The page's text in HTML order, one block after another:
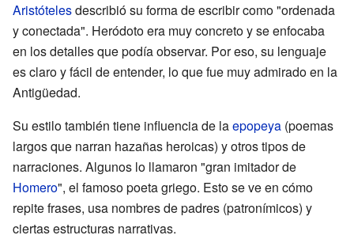
Aristótelesdescribió su forma de escribir como "ordenada
y conectada". Heródoto era muy concreto y se enfocaba
en los detalles que podía observar. Por eso, su lenguaje
es claro y fácil de entender, lo que fue muy admirado en la
Antigüedad.
Su estilo también tiene influencia de laepopeya (poemas
largos que narran hazañas heroicas) y otros tipos de
narraciones. Algunos lo llamaron "gran imitador de
Homero", el famoso poeta griego. Esto se ve en cómo
repite frases, usa nombres de padres (patronímicos) y
ciertas estructuras narrativas.